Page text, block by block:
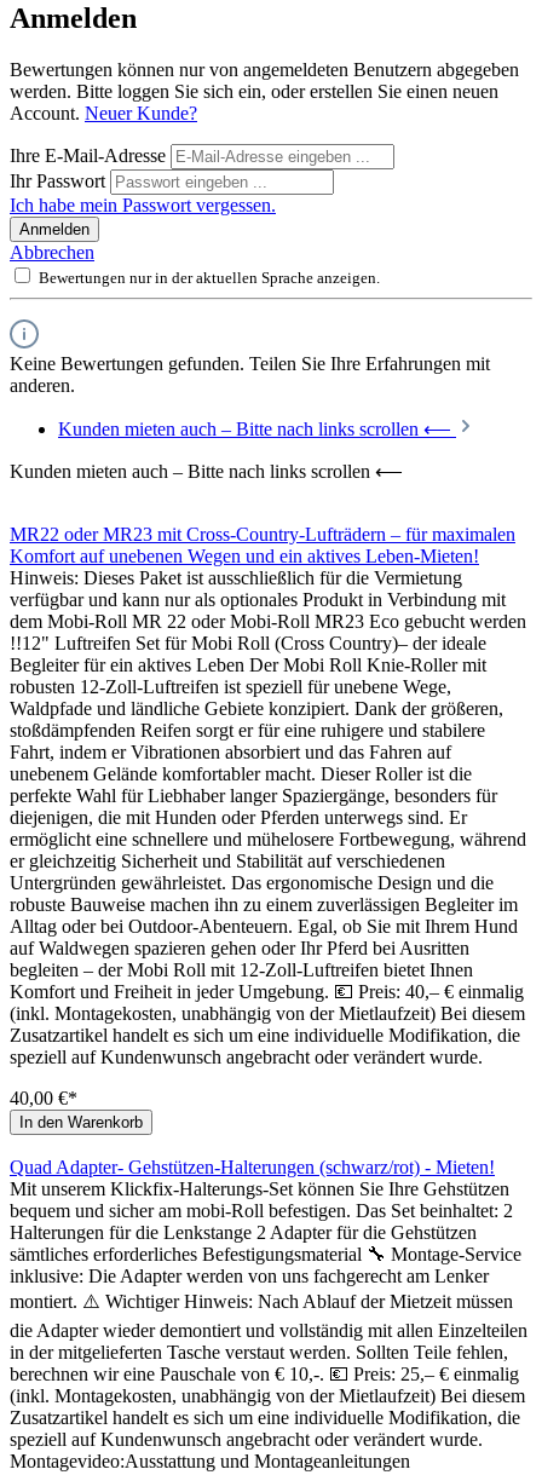
Anmelden
Bewertungen können nur von angemeldeten Benutzern abgegeben
werden. Bitte loggen Sie sich ein, oder erstellen Sie einen neuen
Account. Neuer Kunde?
Ihre E-Mail-Adresse
Ihr Passwort
Ich habe mein Passwort vergessen.
Anmelden
Abbrechen
Bewertungen nur in der aktuellen Sprache anzeigen.
Keine Bewertungen gefunden. Teilen Sie Ihre Erfahrungen mit
anderen.
Kunden mieten auch – Bitte nach links scrollen ⟵
Kunden mieten auch – Bitte nach links scrollen ⟵
MR22 oder MR23 mit Cross-Country-Lufträdern – für maximalen
Komfort auf unebenen Wegen und ein aktives Leben-Mieten!
Hinweis: Dieses Paket ist ausschließlich für die Vermietung
verfügbar und kann nur als optionales Produkt in Verbindung mit
dem Mobi-Roll MR 22 oder Mobi-Roll MR23 Eco gebucht werden
!!12" Luftreifen Set für Mobi Roll (Cross Country)– der ideale
Begleiter für ein aktives Leben Der Mobi Roll Knie-Roller mit
robusten 12-Zoll-Luftreifen ist speziell für unebene Wege,
Waldpfade und ländliche Gebiete konzipiert. Dank der größeren,
stoßdämpfenden Reifen sorgt er für eine ruhigere und stabilere
Fahrt, indem er Vibrationen absorbiert und das Fahren auf
unebenem Gelände komfortabler macht. Dieser Roller ist die
perfekte Wahl für Liebhaber langer Spaziergänge, besonders für
diejenigen, die mit Hunden oder Pferden unterwegs sind. Er
ermöglicht eine schnellere und mühelosere Fortbewegung, während
er gleichzeitig Sicherheit und Stabilität auf verschiedenen
Untergründen gewährleistet. Das ergonomische Design und die
robuste Bauweise machen ihn zu einem zuverlässigen Begleiter im
Alltag oder bei Outdoor-Abenteuern. Egal, ob Sie mit Ihrem Hund
auf Waldwegen spazieren gehen oder Ihr Pferd bei Ausritten
begleiten – der Mobi Roll mit 12-Zoll-Luftreifen bietet Ihnen
Komfort und Freiheit in jeder Umgebung. 💶 Preis: 40,– € einmalig
(inkl. Montagekosten, unabhängig von der Mietlaufzeit) Bei diesem
Zusatzartikel handelt es sich um eine individuelle Modifikation, die
speziell auf Kundenwunsch angebracht oder verändert wurde.
40,00 €*
In den Warenkorb
Quad Adapter- Gehstützen-Halterungen (schwarz/rot) - Mieten!
Mit unserem Klickfix-Halterungs-Set können Sie Ihre Gehstützen
bequem und sicher am mobi-Roll befestigen. Das Set beinhaltet: 2
Halterungen für die Lenkstange 2 Adapter für die Gehstützen
sämtliches erforderliches Befestigungsmaterial 🔧 Montage-Service
inklusive: Die Adapter werden von uns fachgerecht am Lenker
montiert. ⚠️ Wichtiger Hinweis: Nach Ablauf der Mietzeit müssen
die Adapter wieder demontiert und vollständig mit allen Einzelteilen
in der mitgelieferten Tasche verstaut werden. Sollten Teile fehlen,
berechnen wir eine Pauschale von € 10,-. 💶 Preis: 25,– € einmalig
(inkl. Montagekosten, unabhängig von der Mietlaufzeit) Bei diesem
Zusatzartikel handelt es sich um eine individuelle Modifikation, die
speziell auf Kundenwunsch angebracht oder verändert wurde.
Montagevideo:Ausstattung und Montageanleitungen